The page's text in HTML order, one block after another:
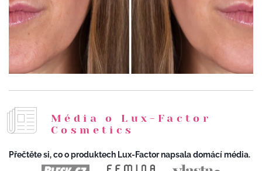
Média o Lux-Factor
Cosmetics
Přečtěte si, co o produktech Lux-Factor napsala domácí média.